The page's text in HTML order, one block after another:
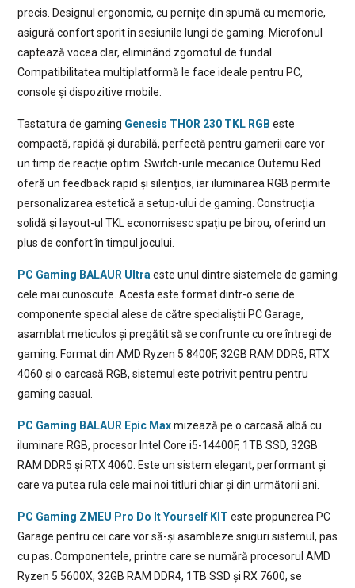
precis. Designul ergonomic, cu pernițe din spumă cu memorie,
asigură confort sporit în sesiunile lungi de gaming. Microfonul
captează vocea clar, eliminând zgomotul de fundal.
Compatibilitatea multiplatformă le face ideale pentru PC,
console și dispozitive mobile.
Tastatura de gaming Genesis THOR 230 TKL RGB este
compactă, rapidă și durabilă, perfectă pentru gamerii care vor
un timp de reacție optim. Switch-urile mecanice Outemu Red
oferă un feedback rapid și silențios, iar iluminarea RGB permite
personalizarea estetică a setup-ului de gaming. Construcția
solidă și layout-ul TKL economisesc spațiu pe birou, oferind un
plus de confort în timpul jocului.
PC Gaming BALAUR Ultra este unul dintre sistemele de gaming
cele mai cunoscute. Acesta este format dintr-o serie de
componente special alese de către specialiștii PC Garage,
asamblat meticulos și pregătit să se confrunte cu ore întregi de
gaming. Format din AMD Ryzen 5 8400F, 32GB RAM DDR5, RTX
4060 și o carcasă RGB, sistemul este potrivit pentru pentru
gaming casual.
PC Gaming BALAUR Epic Maxmizează pe o carcasă albă cu
iluminare RGB, procesor Intel Core i5-14400F, 1TB SSD, 32GB
RAM DDR5 și RTX 4060. Este un sistem elegant, performant și
care va putea rula cele mai noi titluri chiar și din următorii ani.
PC Gaming ZMEU Pro Do It Yourself KIT este propunerea PC
Garage pentru cei care vor să-și asambleze sniguri sistemul, pas
cu pas. Componentele, printre care se numără procesorul AMD
Ryzen 5 5600X, 32GB RAM DDR4, 1TB SSD și RX 7600, se